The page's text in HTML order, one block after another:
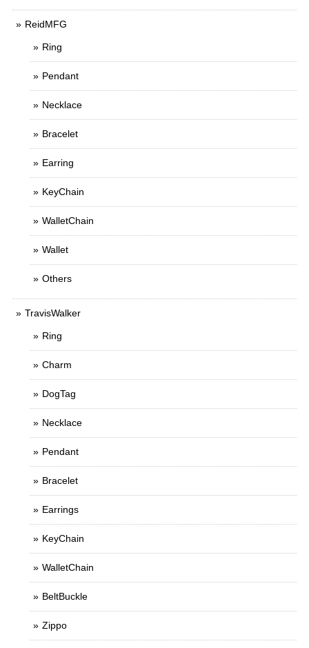
ReidMFG
Ring
Pendant
Necklace
Bracelet
Earring
KeyChain
WalletChain
Wallet
Others
TravisWalker
Ring
Charm
DogTag
Necklace
Pendant
Bracelet
Earrings
KeyChain
WalletChain
BeltBuckle
Zippo